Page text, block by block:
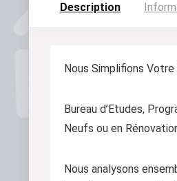
Description
Nous Simplifions
Bureau d’Etudes,
Neufs ou en
Nous analysons